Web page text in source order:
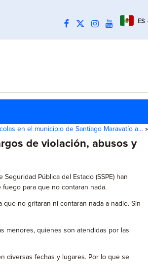
ES
en el municipio de Santiago Maravatío a… »
de violación, abusos y
Pública del Estado (SSPE) han
para que no contaran nada.
no gritaran ni contaran nada a nadie. Sin
menores, quienes son atendidas por las
diversas fechas y lugares. Por lo que se